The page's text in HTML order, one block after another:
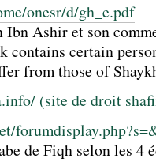
onesr/d/gh_e.pdf
Ashir et son
contains certain
from those of
(site de droit
de Fiqh selon les 4